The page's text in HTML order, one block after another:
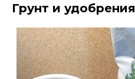
Грунт и удобрения